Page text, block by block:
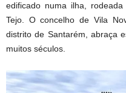
edificado numa ilha,
Tejo. O concelho de Vila
distrito de Santarém, abraça
muitos séculos.